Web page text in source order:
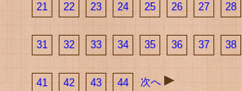
21 22 23 24 25 26 27 28
31 32 33 34 35 36 37 38
41 42 43 44 次へ